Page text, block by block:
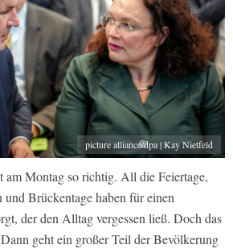
picture alliance/dpa | Kay Nietfeld
am Montag so richtig. All die Feiertage,
und Brückentage haben für einen
der den Alltag vergessen ließ. Doch das
geht ein großer Teil der Bevölkerung